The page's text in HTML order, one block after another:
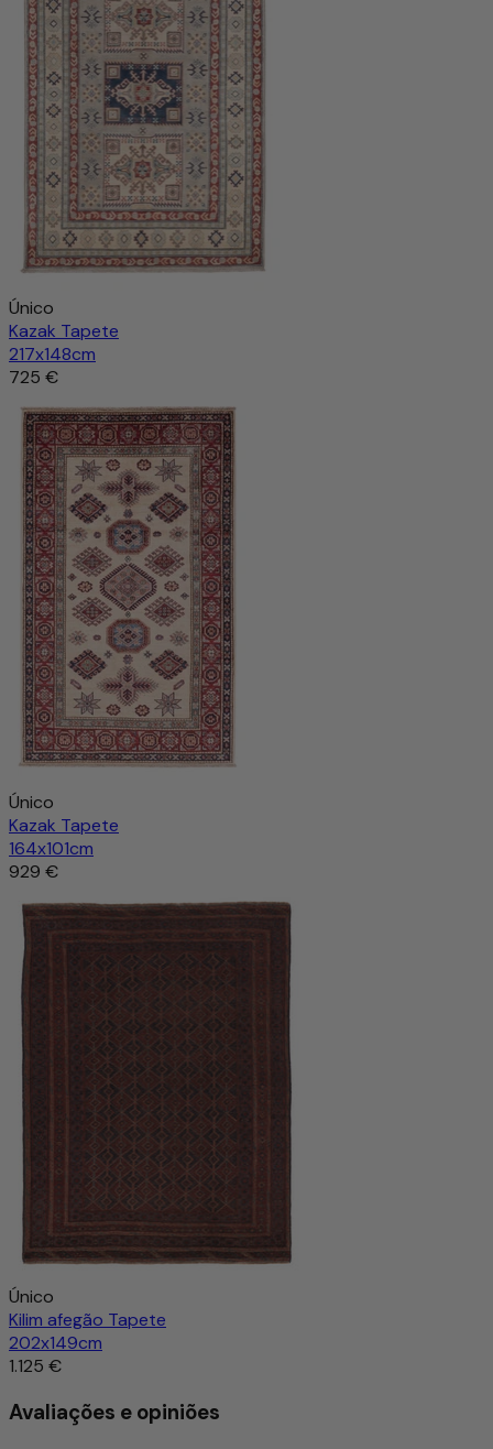
Único
Kazak Tapete
217x148cm
725 €
Único
Kazak Tapete
164x101cm
929 €
Único
Kilim afegão Tapete
202x149cm
1.125 €
Avaliações e opiniões